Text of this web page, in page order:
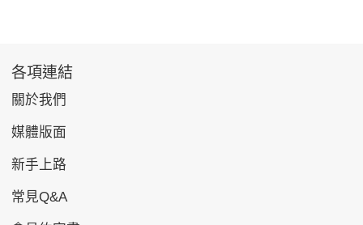
各項連結
關於我們
媒體版面
新手上路
常見Q&A